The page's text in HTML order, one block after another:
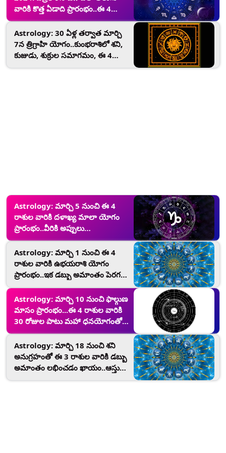
వారికి కొత్త ఏడాది ప్రారంభం..ఈ 4
రాశుల వారికి వద్దన్నా డబ్బే డబ్బు..మీ
బ్యాంకు బ్యాలెన్స్ అమాంతం పెరగడం
ఖాయం..
Astrology: 30 ఏళ్ల తర్వాత మార్చి
7న త్రిగ్రాహి యోగం..కుంభరాశిలో శని,
కుజుడు, శుక్రుల సమాగమం, ఈ 4
Astrology: మార్చి 5 నుంచి ఈ 4
రాశుల వారికి దళాఖ్య మాలా యోగం
ప్రారంభం..వీరికి అప్పులు
తీరిపోతాయి..అమాంతం డబ్బు
లభిస్తుంది...ధనవంతులు అవడం
ఖాయం..
Astrology: మార్చి 1 నుంచి ఈ 4
రాశుల వారికి ఉభయరాశి యోగం
ప్రారంభం..ఇక డబ్బు అమాంతం పెరగడం
ఖాయం...ఆస్తులు
పెరుగుతాయి..కోటీశ్వరులు అవుతారు..
Astrology: మార్చి 10 నుంచి ఫాల్గుణ
మాసం ప్రారంభం...ఈ 4 రాశుల వారికి
30 రోజుల పాటు మహా ధనయోగంతో
డబ్బే డబ్బు..
Astrology: మార్చి 18 నుంచి శని
అనుగ్రహంతో ఈ 3 రాశుల వారికి డబ్బు
అమాంతం లభించడం ఖాయం..ఆస్తులు